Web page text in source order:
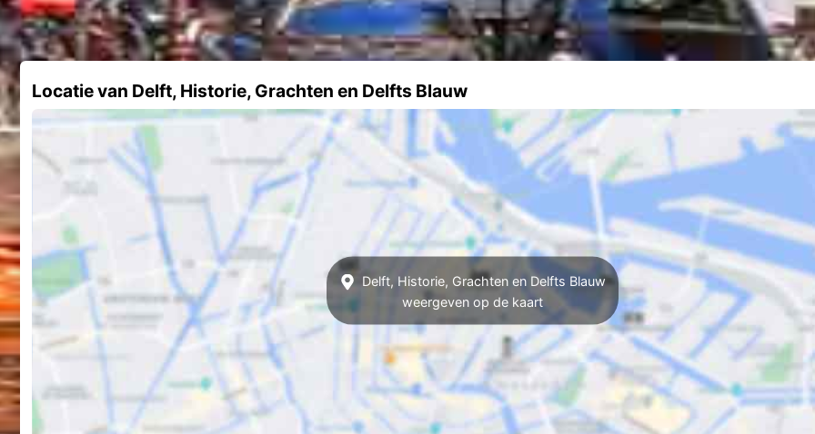
Locatie van Delft, Historie, Grachten en Delfts Blauw
Delft, Historie, Grachten en Delfts Blauw
weergeven op de kaart